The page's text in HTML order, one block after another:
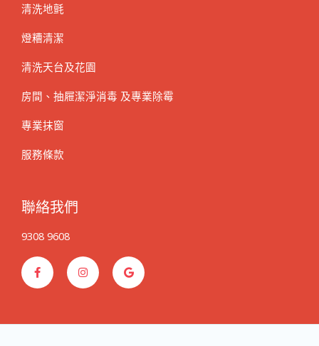
清洗地氈
燈糟清潔
清洗天台及花園
房間、抽屜潔淨消毒 及專業除霉
專業抹窗
服務條款
聯絡我們
9308 9608
F
a
c
e
o
I
n
s
t
r
G
o
o
g